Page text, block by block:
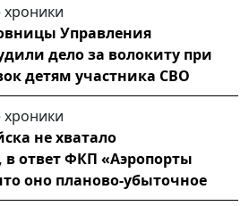
Управления
дело за волокиту при
детям участника СВО
не хватало
ответ ФКП «Аэропорты
оно планово-убыточное